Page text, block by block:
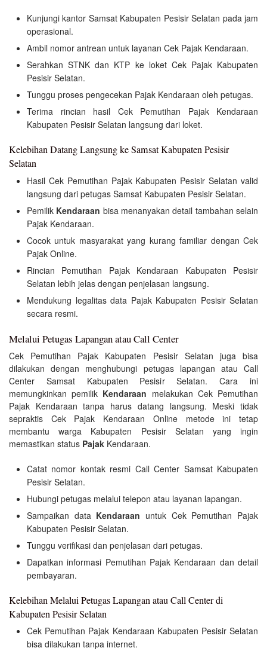
Kunjungi kantor Samsat Kabupaten Pesisir Selatan pada jam
operasional.
Ambil nomor antrean untuk layanan Cek Pajak Kendaraan.
Serahkan STNK dan KTP ke loket Cek Pajak Kabupaten
Pesisir Selatan.
Tunggu proses pengecekan Pajak Kendaraan oleh petugas.
Terima rincian hasil Cek Pemutihan Pajak Kendaraan
Kabupaten Pesisir Selatan langsung dari loket.
Kelebihan Datang Langsung ke Samsat Kabupaten Pesisir
Selatan
Hasil Cek Pemutihan Pajak Kabupaten Pesisir Selatan valid
langsung dari petugas Samsat Kabupaten Pesisir Selatan.
Pemilik Kendaraan bisa menanyakan detail tambahan selain
Pajak Kendaraan.
Cocok untuk masyarakat yang kurang familiar dengan Cek
Pajak Online.
Rincian Pemutihan Pajak Kendaraan Kabupaten Pesisir
Selatan lebih jelas dengan penjelasan langsung.
Mendukung legalitas data Pajak Kabupaten Pesisir Selatan
secara resmi.
Melalui Petugas Lapangan atau Call Center
Cek Pemutihan Pajak Kabupaten Pesisir Selatan juga bisa
dilakukan dengan menghubungi petugas lapangan atau Call
Center Samsat Kabupaten Pesisir Selatan. Cara ini
memungkinkan pemilik Kendaraan melakukan Cek Pemutihan
Pajak Kendaraan tanpa harus datang langsung. Meski tidak
sepraktis Cek Pajak Kendaraan Online metode ini tetap
membantu warga Kabupaten Pesisir Selatan yang ingin
memastikan status Pajak Kendaraan.
Catat nomor kontak resmi Call Center Samsat Kabupaten
Pesisir Selatan.
Hubungi petugas melalui telepon atau layanan lapangan.
Sampaikan data Kendaraan untuk Cek Pemutihan Pajak
Kabupaten Pesisir Selatan.
Tunggu verifikasi dan penjelasan dari petugas.
Dapatkan informasi Pemutihan Pajak Kendaraan dan detail
pembayaran.
Kelebihan Melalui Petugas Lapangan atau Call Center di
Kabupaten Pesisir Selatan
Cek Pemutihan Pajak Kendaraan Kabupaten Pesisir Selatan
bisa dilakukan tanpa internet.